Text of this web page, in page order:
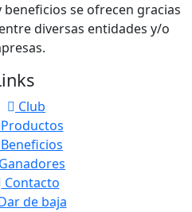
se ofrecen gracias
diversas entidades y/o
Club
Productos
Beneficios
Ganadores
Contacto
de baja